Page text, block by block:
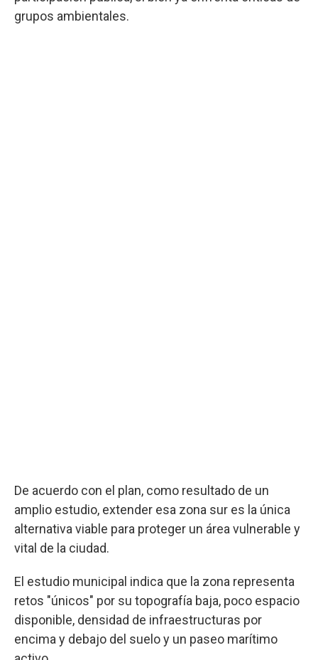
grupos ambientales.
De acuerdo con el plan, como resultado de un
amplio estudio, extender esa zona sur es la única
alternativa viable para proteger un área vulnerable y
vital de la ciudad.
El estudio municipal indica que la zona representa
retos "únicos" por su topografía baja, poco espacio
disponible, densidad de infraestructuras por
encima y debajo del suelo y un paseo marítimo